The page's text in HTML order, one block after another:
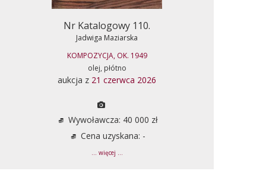
Nr Katalogowy 110.
Jadwiga Maziarska
KOMPOZYCJA, OK. 1949
olej, płótno
aukcja z 21 czerwca 2026
Wywoławcza: 40 000 zł
Cena uzyskana: -
... więcej ...